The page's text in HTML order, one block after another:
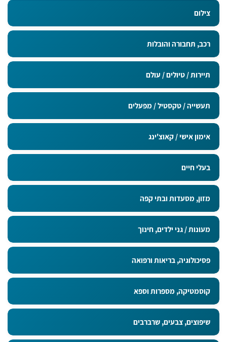
צילום
רכב, תחבורה והובלות
תיירות / טיולים / עולם
תעשייה / טקסטיל / מפעלים
אימון אישי / קאוצ'ינג
בעלי חיים
מזון, מסעדות ובתי קפה
מעונות / גני ילדים, חינוך
פסיכולוגיה, בריאות ורפואה
קוסמטיקה, מספרות וספא
שיפוצים, צבעים, שרברבים